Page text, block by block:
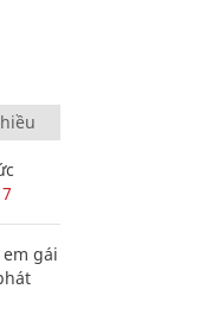
gái